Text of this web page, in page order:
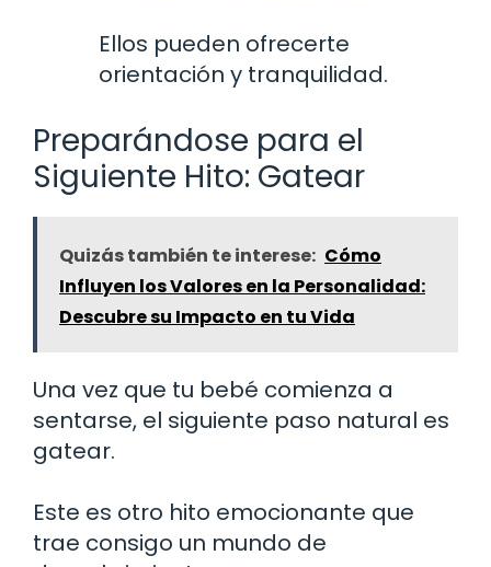
Ellos pueden ofrecerte
orientación y tranquilidad.
Preparándose para el
Siguiente Hito: Gatear
Quizás también te interese: Cómo
Influyen los Valores en la Personalidad:
Descubre su Impacto en tu Vida
Una vez que tu bebé comienza a
sentarse, el siguiente paso natural es
gatear.
Este es otro hito emocionante que
trae consigo un mundo de